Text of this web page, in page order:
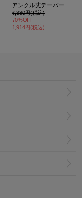
アンクル丈テーパードパンツ
6,380円(税込)
70%OFF
1,914円(税込)